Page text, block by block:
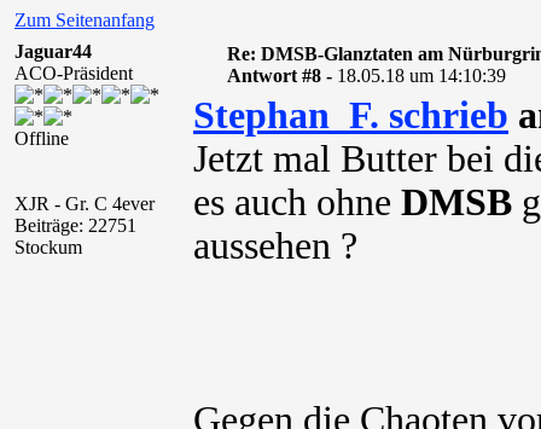
Zum Seitenanfang
Jaguar44
ACO-Präsident
Offline
XJR - Gr. C 4ever
Beiträge: 22751
Stockum
Re: DMSB-Glanztaten am
Antwort #8 - 18.05.18 um 14:10:39
Stephan_F. schrieb
Jetzt mal Butter bei
es auch ohne DMSB
aussehen ?
Gegen die Chaoten